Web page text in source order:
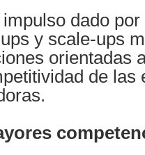
dado
y scale-ups
orientadas
de las